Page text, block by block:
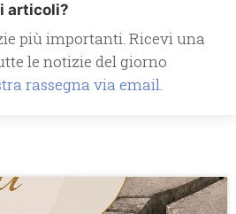
articoli?
più importanti. Ricevi una
le notizie del giorno
rassegna via email.